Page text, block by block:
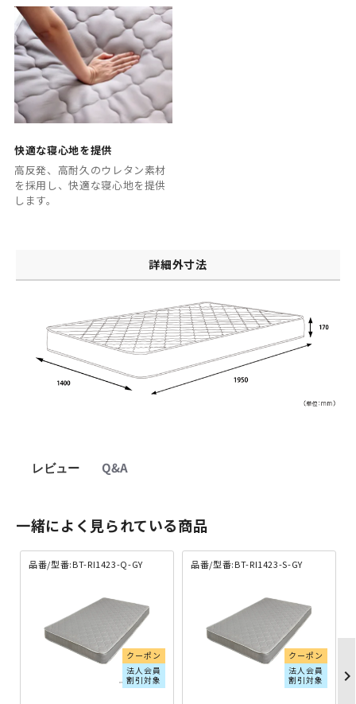
快適な寝心地を提供
高反発、高耐久のウレタン素材
を採用し、快適な寝心地を提供
します。
詳細外寸法
レビュー Q&A
一緒によく見られている商品
品番/型番:BT-RI1423-Q-GY
クーポン
法人会員
割引対象
品番/型番:BT-RI1423-S-GY
クーポン
法人会員
割引対象
chevron_right